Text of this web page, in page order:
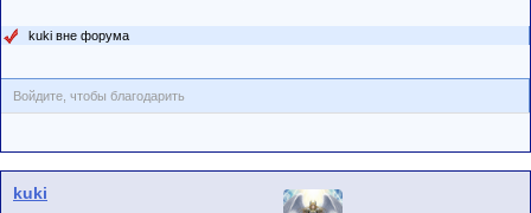
kuki вне форума
Войдите, чтобы благодарить
kuki